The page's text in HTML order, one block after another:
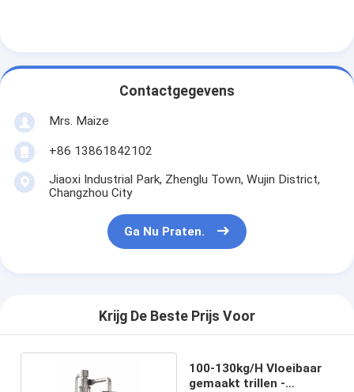
Contactgegevens
Mrs. Maize
+86 13861842102
Jiaoxi Industrial Park, Zhenglu Town, Wujin District,
Changzhou City
Ga Nu Praten.
Krijg De Beste Prijs Voor
100-130kg/H Vloeibaar
gemaakt trillen -